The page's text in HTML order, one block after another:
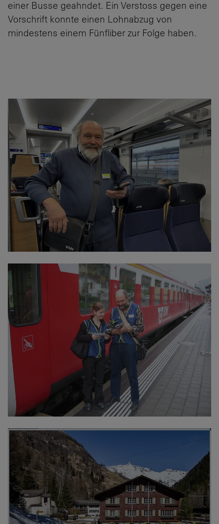
einer Busse geahndet. Ein Verstoss gegen eine
Vorschrift konnte einen Lohnabzug von
mindestens einem Fünfliber zur Folge haben.